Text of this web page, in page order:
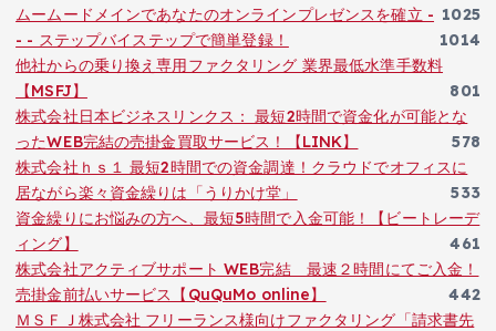
1025
ムームードメインであなたのオンラインプレゼンスを確立 -
- - ステップバイステップで簡単登録！
1014
他社からの乗り換え専用ファクタリング 業界最低水準手数料
【MSFJ】
801
株式会社日本ビジネスリンクス： 最短2時間で資金化が可能とな
ったWEB完結の売掛金買取サービス！【LINK】
578
株式会社ｈｓ１ 最短2時間での資金調達！クラウドでオフィスに
居ながら楽々資金繰りは「うりかけ堂」
533
資金繰りにお悩みの方へ、最短5時間で入金可能！【ビートレーデ
ィング】
461
株式会社アクティブサポート WEB完結 最速２時間にてご入金！
売掛金前払いサービス【QuQuMo online】
442
ＭＳＦＪ株式会社 フリーランス様向けファクタリング「請求書先